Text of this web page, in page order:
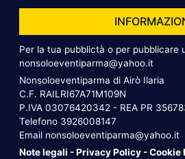
Per la tua pubblictà o per pubblicare
nonsoloeventiparma@yahoo.it
Nonsoloeventiparma di Airò Ilaria
C.F. RAILRI67A71M109N
P.IVA 03076420342 - REA PR
Telefono 3926008147
Email nonsoloeventiparma@yahoo.it
Note legali -Privacy Policy -Cookie